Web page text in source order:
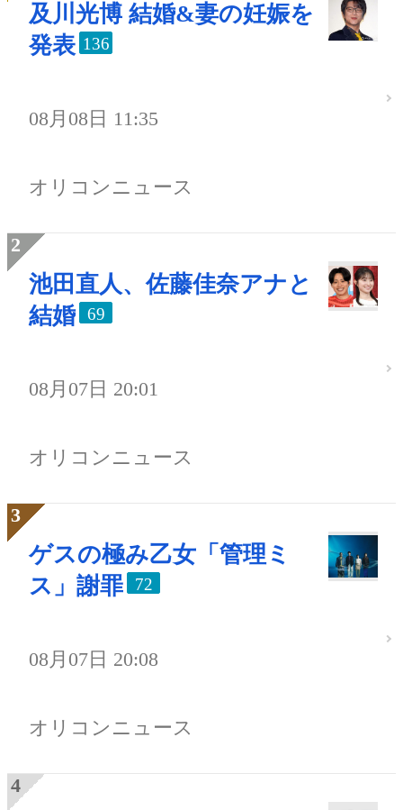
及川光博 結婚&妻の妊娠を
発表 136
08月08日 11:35
オリコンニュース
池田直人、佐藤佳奈アナと
結婚
69
08月07日 20:01
オリコンニュース
ゲスの極み乙女「管理ミ
ス」謝罪
72
08月07日 20:08
オリコンニュース